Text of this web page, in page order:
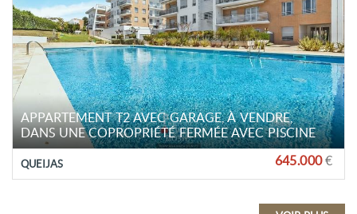
APPARTEMENT T2 AVEC GARAGE, À VENDRE,
DANS UNE COPROPRIÉTÉ FERMÉE AVEC PISCINE
QUEIJAS 645.000€